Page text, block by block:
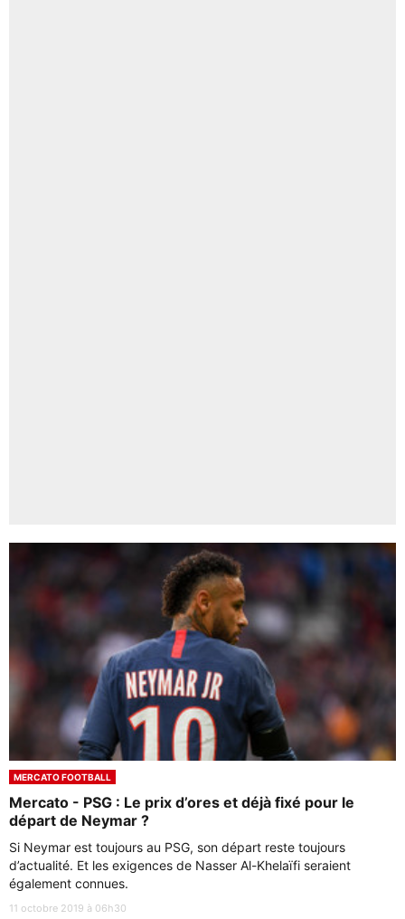
MERCATO FOOTBALL
Mercato - PSG : Le prix d’ores et déjà fixé pour le
départ de Neymar ?
Si Neymar est toujours au PSG, son départ reste toujours
d’actualité. Et les exigences de Nasser Al-Khelaïfi seraient
également connues.
11 octobre 2019 à 06h30